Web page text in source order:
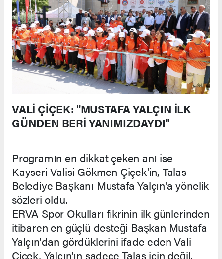
VALİ ÇİÇEK: "MUSTAFA YALÇIN İLK
GÜNDEN BERİ YANIMIZDAYDI"
Programın en dikkat çeken anı ise
Kayseri Valisi Gökmen Çiçek'in, Talas
Belediye Başkanı Mustafa Yalçın'a yönelik
sözleri oldu.
ERVA Spor Okulları fikrinin ilk günlerinden
itibaren en güçlü desteği Başkan Mustafa
Yalçın'dan gördüklerini ifade eden Vali
Çiçek, Yalçın'ın sadece Talas için değil,